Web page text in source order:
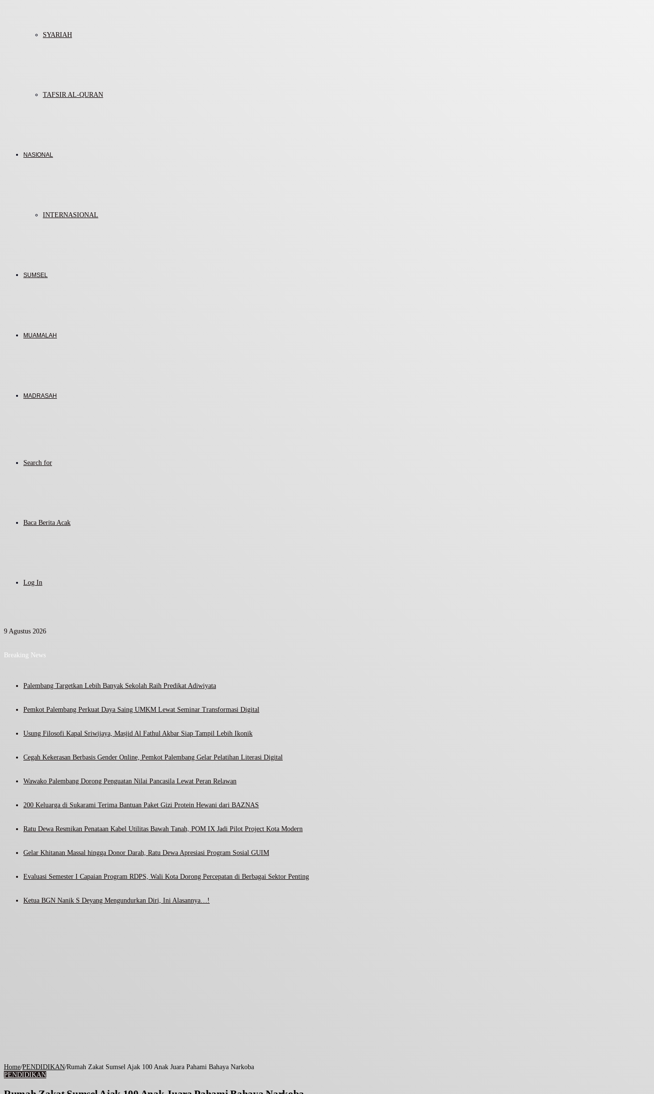
SYARIAH
TAFSIR AL-QURAN
NASIONAL
INTERNASIONAL
SUMSEL
MUAMALAH
MADRASAH
Search for
Baca Berita Acak
Log In
9 Agustus 2026
Breaking News
Palembang Targetkan Lebih Banyak Sekolah Raih Predikat Adiwiyata
Pemkot Palembang Perkuat Daya Saing UMKM Lewat Seminar Transformasi Digital
Usung Filosofi Kapal Sriwijaya, Masjid Al Fathul Akbar Siap Tampil Lebih Ikonik
Cegah Kekerasan Berbasis Gender Online, Pemkot Palembang Gelar Pelatihan Literasi Digital
Wawako Palembang Dorong Penguatan Nilai Pancasila Lewat Peran Relawan
200 Keluarga di Sukarami Terima Bantuan Paket Gizi Protein Hewani dari BAZNAS
Ratu Dewa Resmikan Penataan Kabel Utilitas Bawah Tanah, POM IX Jadi Pilot Project Kota Modern
Gelar Khitanan Massal hingga Donor Darah, Ratu Dewa Apresiasi Program Sosial GUIM
Evaluasi Semester I Capaian Program RDPS, Wali Kota Dorong Percepatan di Berbagai Sektor Penting
Ketua BGN Nanik S Deyang Mengundurkan Diri, Ini Alasannya…!
Home/PENDIDIKAN/Rumah Zakat Sumsel Ajak 100 Anak Juara Pahami Bahaya Narkoba
PENDIDIKAN